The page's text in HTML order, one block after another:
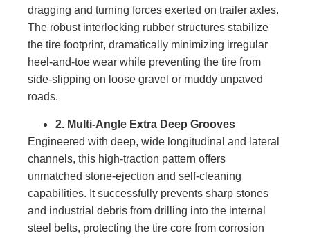
dragging and turning forces exerted on trailer axles.
The robust interlocking rubber structures stabilize
the tire footprint, dramatically minimizing irregular
heel-and-toe wear while preventing the tire from
side-slipping on loose gravel or muddy unpaved
roads.
2. Multi-Angle Extra Deep Grooves
Engineered with deep, wide longitudinal and lateral
channels, this high-traction pattern offers
unmatched stone-ejection and self-cleaning
capabilities. It successfully prevents sharp stones
and industrial debris from drilling into the internal
steel belts, protecting the tire core from corrosion